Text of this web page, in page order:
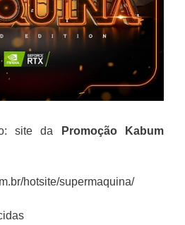
site da
Promoção Kabum
hotsite/supermaquina/